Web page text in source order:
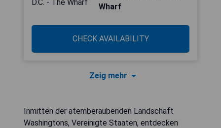
Wharf
CHECK AVAILABILITY
Zeig mehr
Inmitten der atemberaubenden Landschaft
Washingtons, Vereinigte Staaten, entdecken